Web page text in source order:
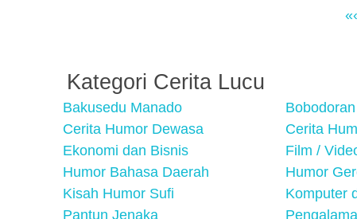
Kategori Cerita Lucu
Bakusedu Manado
Cerita Humor Dewasa
Cerita
Ekonomi dan Bisnis
Film /
Humor Bahasa Daerah
Humor
Kisah Humor Sufi
Komputer
Pantun Jenaka